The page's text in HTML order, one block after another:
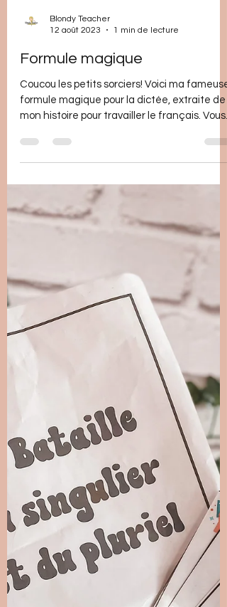
12 août 2023
1 min de lecture
Formule magique
Coucou les petits sorciers! Voici ma fameuse
mon histoire pour travailler le français. Vous...